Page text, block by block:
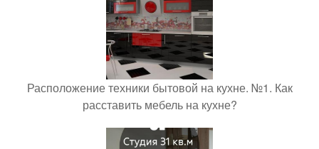
Расположение техники бытовой на кухне. №1. Как
расставить мебель на кухне?